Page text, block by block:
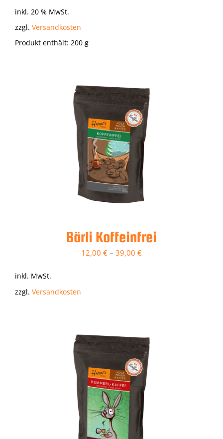
inkl. 20 % MwSt.
zzgl. Versandkosten
Produkt enthält: 200 g
Bärli Koffeinfrei
12,00 € – 39,00 €
inkl. MwSt.
zzgl. Versandkosten